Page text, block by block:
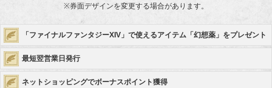
※券面デザインを変更する場合があります。
「ファイナルファンタジーXIV」で使えるアイテム「幻想薬」をプレゼント
最短翌営業日発行
ネットショッピングでボーナスポイント獲得